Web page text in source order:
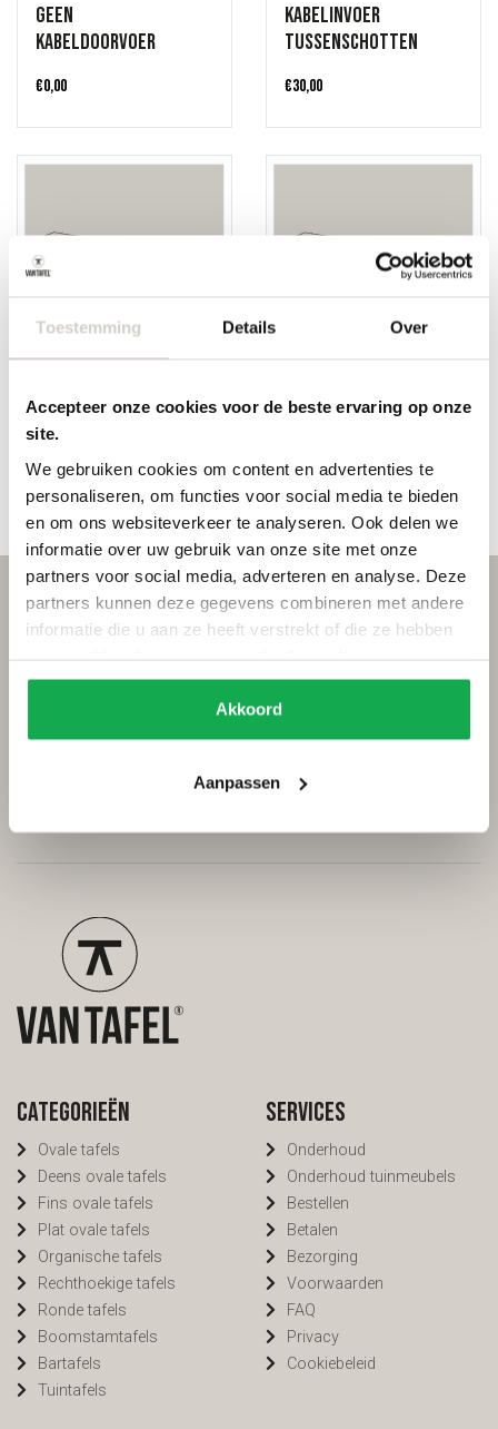
Toestemming Details Over
Accepteer onze cookies voor de beste ervaring op onze
site.
We gebruiken cookies om content en advertenties te
personaliseren, om functies voor social media te bieden
en om ons websiteverkeer te analyseren. Ook delen we
informatie over uw gebruik van onze site met onze
partners voor social media, adverteren en analyse. Deze
partners kunnen deze gegevens combineren met andere
informatie die u aan ze heeft verstrekt of die ze hebben
Akkoord
Aanpassen
Geen
kabeldoorvoer
€0,00
Kabelinvoer
tussenschotten
€30,00
Kabelinvoer
achterzijde
€30,00
Kabelinvoer
€ 30,00
Wat klanten zeggen
9.7 / 10
Categorieën
Ovale tafels
Deens ovale tafels
Fins ovale tafels
Plat ovale tafels
Organische tafels
Rechthoekige tafels
Ronde tafels
Boomstamtafels
Bartafels
Tuintafels
Services
Onderhoud
Onderhoud tuinmeubels
Bestellen
Betalen
Bezorging
Voorwaarden
FAQ
Privacy
Cookiebeleid